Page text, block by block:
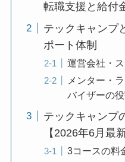
転職支援と給付
テックキャンプ
ポート体制
運営会社・
メンター・
バイザーの
テックキャンプ
【2026年6月最新
3コースの料